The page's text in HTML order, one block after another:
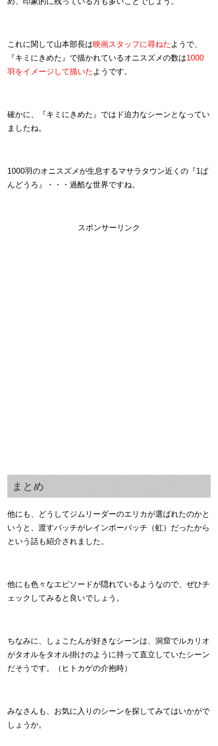
これに関して山本部長は映画スタッフに尋ねた ようで、
『キミにきめた』で描かれているオニスズメの数は1000
羽をイメージして描いた ようです。
確かに、『キミにきめた』ではド迫力なシーンとなってい
ましたね。
1000羽のオニスズメが生息するマサラタウン近くの『1ば
んどうろ』・・・過酷な世界ですね。
スポンサーリンク
まとめ
他にも、どうしてジムリーダーのエリカが選ばれたのかと
いうと、渡すバッチがレインボーバッチ（虹）だったから
という話も紹介されました。
他にも色々なエピソードが隠れているようなので、ぜひチ
ェックしてみると良いでしょう。
ちなみに、しょこたんが好きなシーンは、洞窟でルカリオ
がタオルをタオル掛けのように持って直立していたシーン
だそうです。（ヒトカゲの介抱時）
みなさんも、お気に入りのシーンを探してみてはいかがで
しょうか。